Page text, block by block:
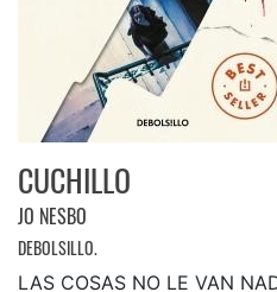
CUCHILLO
JO NESBO
DEBOLSILLO.
LAS COSAS NO LE VAN